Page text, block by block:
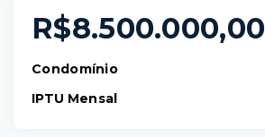
R$8.500.000,00
Condomínio
IPTU Mensal